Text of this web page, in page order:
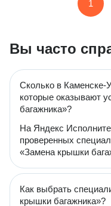
1
Вы часто
Сколько в Каменске-
которые оказывают
багажника»?
На Яндекс
проверенных
«Замена крышки
Как выбрать
крышки багажника»?